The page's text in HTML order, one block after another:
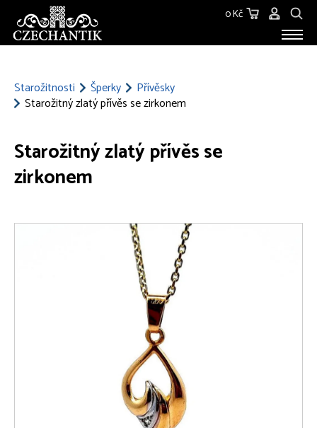
0 Kč
Starožitnosti Šperky
Přívěsky
Starožitný zlatý přívěs se zirkonem
Starožitný zlatý přívěs se
zirkonem